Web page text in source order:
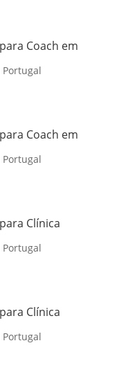
Coach em
Coach em
Clínica
Clínica